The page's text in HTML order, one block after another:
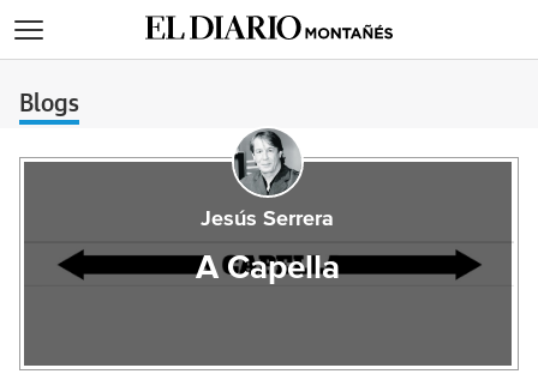
Blogs
Jesús Serrera
A Capella